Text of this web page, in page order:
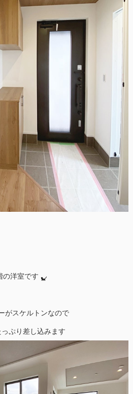
の洋室です
がスケルトンなので
ぷり差し込みます